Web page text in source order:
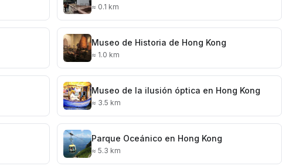
≈ 0.1 km
Museo de Historia de Hong Kong
≈ 1.0 km
Museo de la ilusión óptica en Hong Kong
≈ 3.5 km
Parque Oceánico en Hong Kong
≈ 5.3 km